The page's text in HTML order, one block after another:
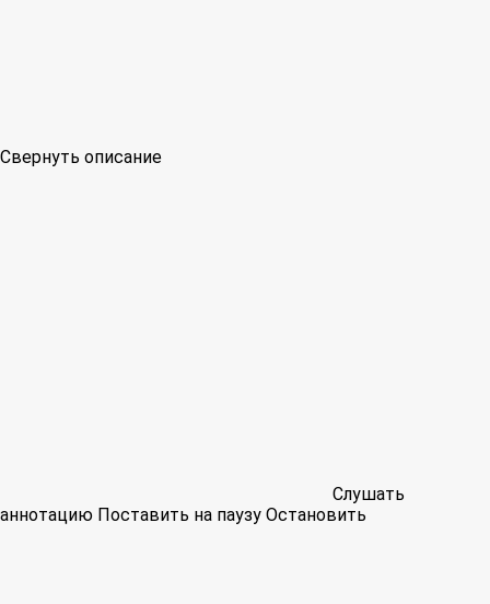
Свернуть описание
Слушать
аннотацию Поставить на паузу Остановить